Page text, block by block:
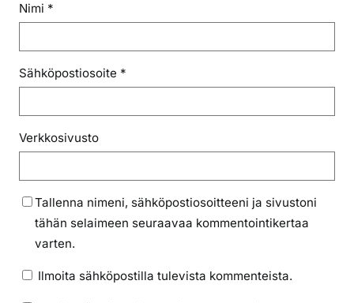
Nimi *
Sähköpostiosoite *
Verkkosivusto
Tallenna nimeni, sähköpostiosoitteeni ja sivustoni
tähän selaimeen seuraavaa kommentointikertaa
varten.
Ilmoita sähköpostilla tulevista kommenteista.